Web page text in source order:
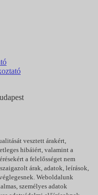
vesztett árakért,
hibáiért, valamint a
a felelősséget nem
árak, adatok, leírások,
Weboldalunk
személyes adatok